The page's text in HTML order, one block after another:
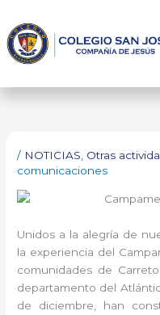
contenido
/ NOTICIAS, Otras
comunicaciones
Unidos a la alegría de
la experiencia del
comunidades de
departamento del
de diciembre, han